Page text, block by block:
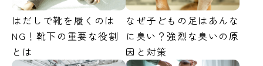
はだしで靴を履くのは
NG！靴下の重要な役割
とは
なぜ子どもの足はあんな
に臭い？強烈な臭いの原
因と対策